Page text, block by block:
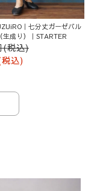
｜七分丈ガーゼバル
生成り）｜STARTER
(税込)
込)